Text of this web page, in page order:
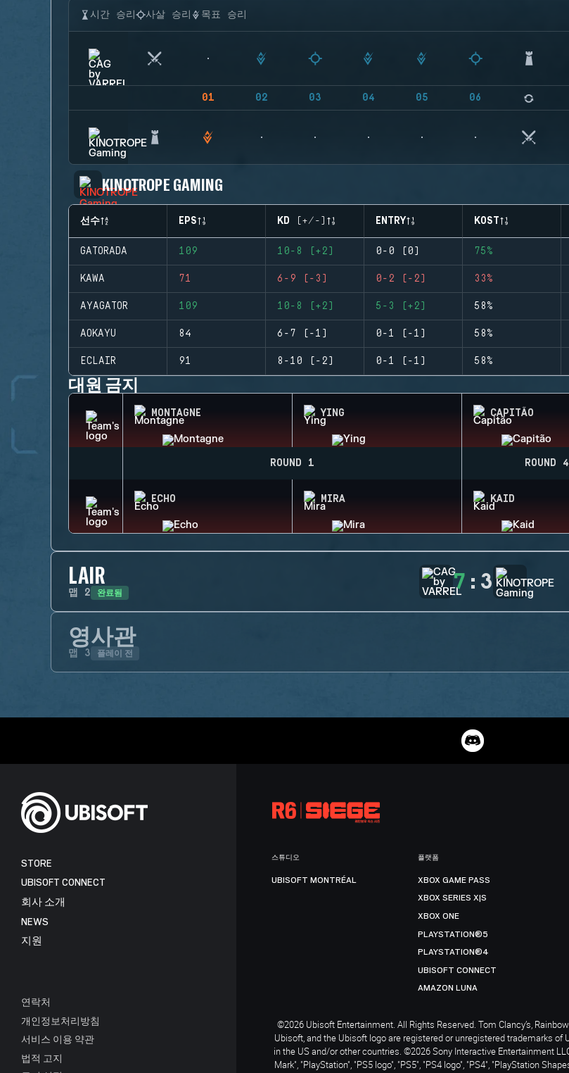
시간 승리 사살 승리 목표 승리
01 02 03 04 05 06
KINOTROPE GAMING
선수 EPS KD (+/-) ENTRY KOST
GATORADA 109 10-8 (+2) 0-0 (0) 75%
KAWA 71 6-9 (-3) 0-2 (-2) 33%
AYAGATOR 109 10-8 (+2) 5-3 (+2) 58%
AOKAYU 84 6-7 (-1) 0-1 (-1) 58%
ECLAIR 91 8-10 (-2) 0-1 (-1) 58%
대원 금지
MONTAGNE YING CAPITÃO
ROUND 1 ROUND 4
ECHO MIRA KAID
LAIR
맵 2 완료됨 7 : 3
영사관
맵 3 플레이 전
STORE
UBISOFT CONNECT
회사 소개
NEWS
지원
연락처
개인정보처리방침
서비스 이용 약관
법적 고지
스튜디오
UBISOFT MONTRÉAL
플랫폼
XBOX GAME PASS
XBOX SERIES X|S
XBOX ONE
PLAYSTATION®5
PLAYSTATION®4
UBISOFT CONNECT
AMAZON LUNA
©2026 Ubisoft Entertainment. All Rights Reserved. Tom Clancy’s,
Ubisoft, and the Ubisoft logo are registered or unregistered trademarks of
in the US and/or other countries. ©2026 Sony Interactive Entertainment
Mark", "PlayStation", "PS5 logo", "PS5", "PS4 logo", "PS4", "PlayStation